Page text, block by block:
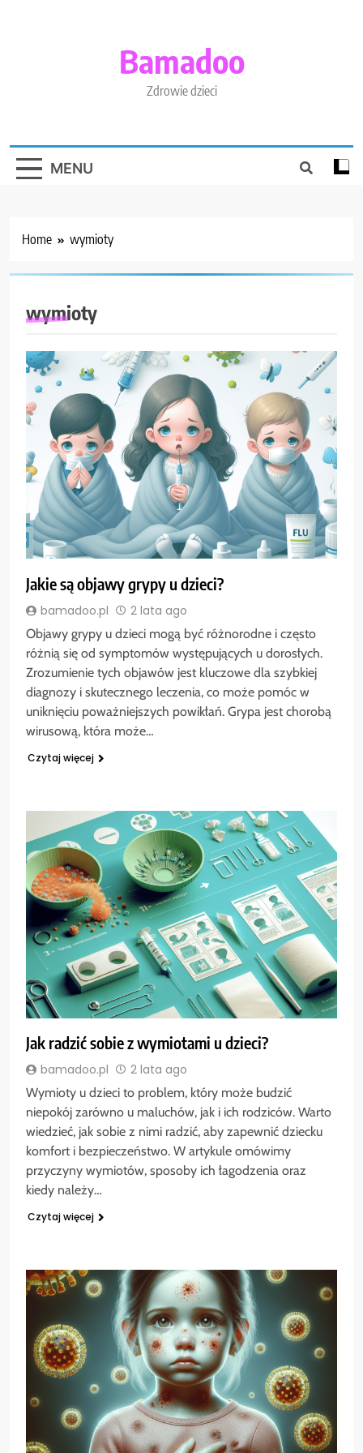
Bamadoo
Zdrowie dzieci
MENU
Home wymioty
wymioty
Jakie są objawy grypy u dzieci?
bamadoo.pl 2 lata ago
Objawy grypy u dzieci mogą być różnorodne i często
różnią się od symptomów występujących u dorosłych.
Zrozumienie tych objawów jest kluczowe dla szybkiej
diagnozy i skutecznego leczenia, co może pomóc w
uniknięciu poważniejszych powikłań. Grypa jest chorobą
wirusową, która może…
Czytaj więcej
Jak radzić sobie z wymiotami u dzieci?
bamadoo.pl 2 lata ago
Wymioty u dzieci to problem, który może budzić
niepokój zarówno u maluchów, jak i ich rodziców. Warto
wiedzieć, jak sobie z nimi radzić, aby zapewnić dziecku
komfort i bezpieczeństwo. W artykule omówimy
przyczyny wymiotów, sposoby ich łagodzenia oraz
kiedy należy…
Czytaj więcej